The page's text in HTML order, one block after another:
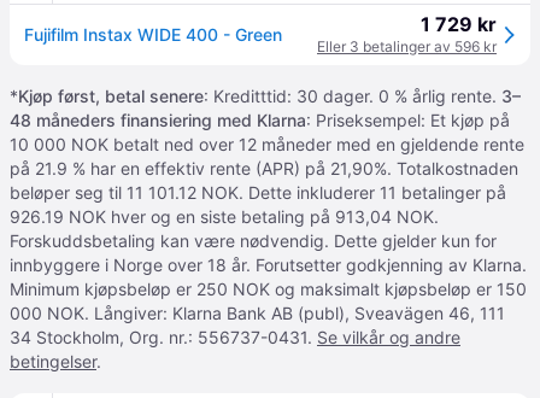
Fujifilm Instax WIDE 400 - Green 1 729 kr
Eller 3 betalinger av 596 kr
*Kjøp først, betal senere: Kreditttid: 30 dager. 0 % årlig rente. 3–
48 måneders finansiering med Klarna: Priseksempel: Et kjøp på
10 000 NOK betalt ned over 12 måneder med en gjeldende rente
på 21.9 % har en effektiv rente (APR) på 21,90%. Totalkostnaden
beløper seg til 11 101.12 NOK. Dette inkluderer 11 betalinger på
926.19 NOK hver og en siste betaling på 913,04 NOK.
Forskuddsbetaling kan være nødvendig. Dette gjelder kun for
innbyggere i Norge over 18 år. Forutsetter godkjenning av Klarna.
Minimum kjøpsbeløp er 250 NOK og maksimalt kjøpsbeløp er 150
000 NOK. Långiver: Klarna Bank AB (publ), Sveavägen 46, 111
34 Stockholm, Org. nr.: 556737-0431. Se vilkår og andre
betingelser.